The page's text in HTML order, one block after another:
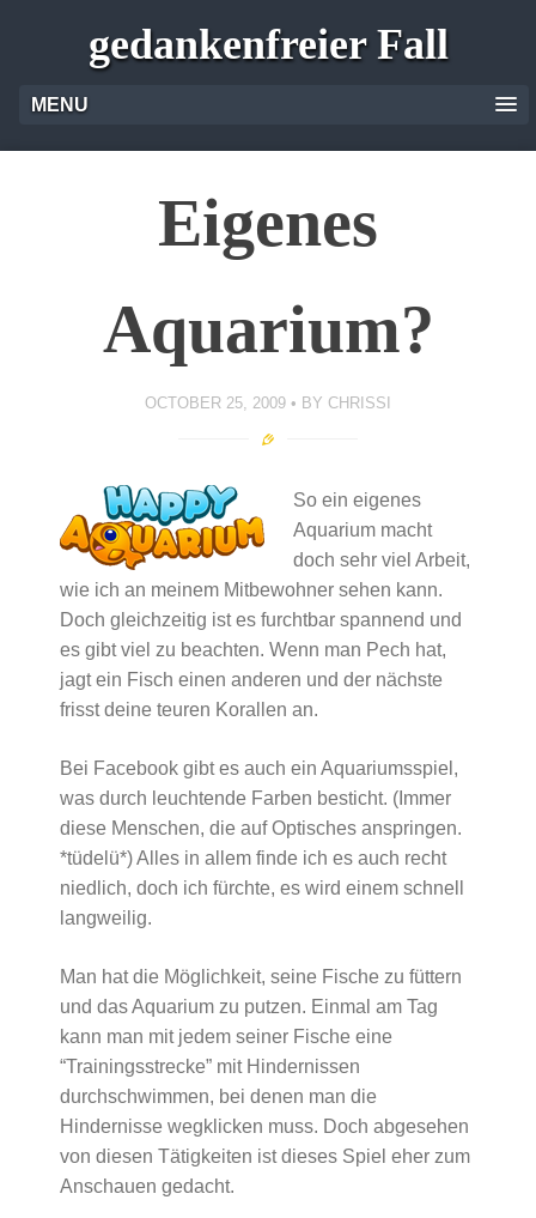
gedankenfreier Fall
MENU
Eigenes
Aquarium?
OCTOBER 25, 2009 BY CHRISSI
So ein eigenes
Aquarium macht
doch sehr viel Arbeit,
wie ich an meinem Mitbewohner sehen kann.
Doch gleichzeitig ist es furchtbar spannend und
es gibt viel zu beachten. Wenn man Pech hat,
jagt ein Fisch einen anderen und der nächste
frisst deine teuren Korallen an.
Bei Facebook gibt es auch ein Aquariumsspiel,
was durch leuchtende Farben besticht. (Immer
diese Menschen, die auf Optisches anspringen.
*tüdelü*) Alles in allem finde ich es auch recht
niedlich, doch ich fürchte, es wird einem schnell
langweilig.
Man hat die Möglichkeit, seine Fische zu füttern
und das Aquarium zu putzen. Einmal am Tag
kann man mit jedem seiner Fische eine
“Trainingsstrecke” mit Hindernissen
durchschwimmen, bei denen man die
Hindernisse wegklicken muss. Doch abgesehen
von diesen Tätigkeiten ist dieses Spiel eher zum
Anschauen gedacht.